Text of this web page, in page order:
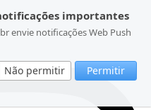
importantes
envie notificações Web Push
Não permitir Permitir